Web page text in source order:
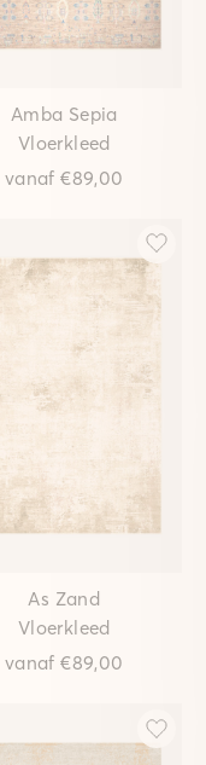
Amba Sepia
Vloerkleed
vanaf€89,00
As Zand
Vloerkleed
vanaf€89,00